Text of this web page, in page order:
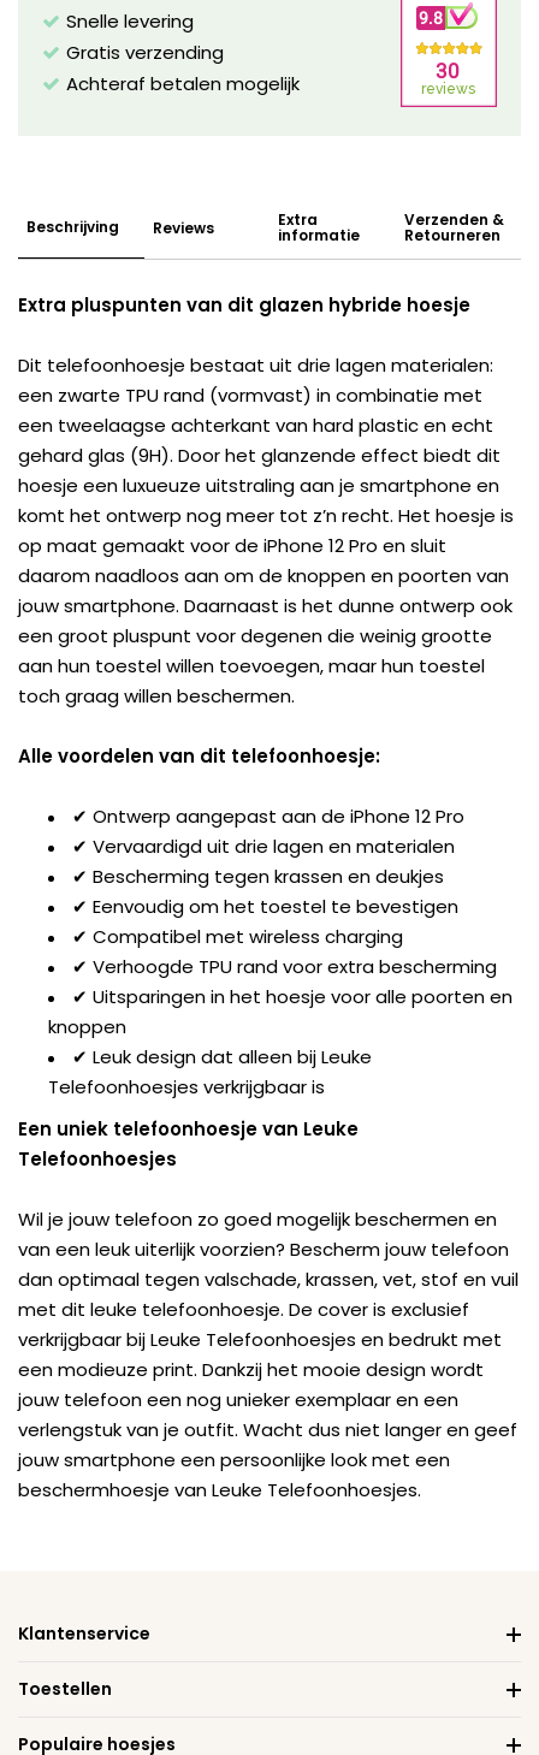
Snelle levering
Gratis verzending
Achteraf betalen mogelijk
Beschrijving Reviews Extra
informatie
Verzenden &
Retourneren
Extra pluspunten van dit glazen hybride hoesje
Dit telefoonhoesje bestaat uit drie lagen materialen:
een zwarte TPU rand (vormvast) in combinatie met
een tweelaagse achterkant van hard plastic en echt
gehard glas (9H). Door het glanzende effect biedt dit
hoesje een luxueuze uitstraling aan je smartphone en
komt het ontwerp nog meer tot z’n recht. Het hoesje is
op maat gemaakt voor de iPhone 12 Pro en sluit
daarom naadloos aan om de knoppen en poorten van
jouw smartphone. Daarnaast is het dunne ontwerp ook
een groot pluspunt voor degenen die weinig grootte
aan hun toestel willen toevoegen, maar hun toestel
toch graag willen beschermen.
Alle voordelen van dit telefoonhoesje:
✔ Ontwerp aangepast aan de iPhone 12 Pro
✔ Vervaardigd uit drie lagen en materialen
✔ Bescherming tegen krassen en deukjes
✔ Eenvoudig om het toestel te bevestigen
✔ Compatibel met wireless charging
✔ Verhoogde TPU rand voor extra bescherming
✔ Uitsparingen in het hoesje voor alle poorten en
knoppen
✔ Leuk design dat alleen bij Leuke
Telefoonhoesjes verkrijgbaar is
Een uniek telefoonhoesje van Leuke
Telefoonhoesjes
Wil je jouw telefoon zo goed mogelijk beschermen en
van een leuk uiterlijk voorzien? Bescherm jouw telefoon
dan optimaal tegen valschade, krassen, vet, stof en vuil
met dit leuke telefoonhoesje. De cover is exclusief
verkrijgbaar bij Leuke Telefoonhoesjes en bedrukt met
een modieuze print. Dankzij het mooie design wordt
jouw telefoon een nog unieker exemplaar en een
verlengstuk van je outfit. Wacht dus niet langer en geef
jouw smartphone een persoonlijke look met een
beschermhoesje van Leuke Telefoonhoesjes.
Klantenservice
Toestellen
Populaire hoesjes